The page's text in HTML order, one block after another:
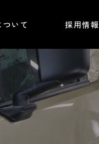
いて 採用情報